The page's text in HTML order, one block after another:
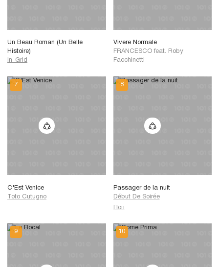
Un Beau Roman (Un Belle
Histoire)
In-Grid
Vivere Normale
FRANCESCO feat. Roby
Facchinetti
C'Est Venice
Toto Cutugno
Passager de la nuit
Début De Soirée
Поп